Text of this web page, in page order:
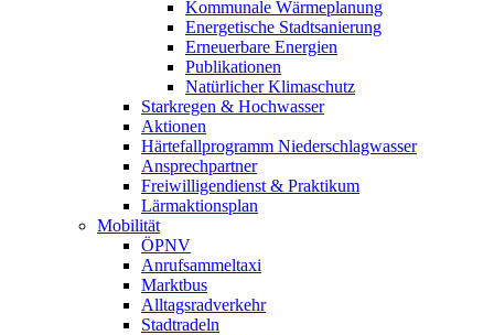
Kommunale Wärmeplanung
Energetische Stadtsanierung
Erneuerbare Energien
Publikationen
Natürlicher Klimaschutz
Starkregen & Hochwasser
Aktionen
Härtefallprogramm Niederschlagwasser
Ansprechpartner
Freiwilligendienst & Praktikum
Lärmaktionsplan
Mobilität
ÖPNV
Anrufsammeltaxi
Marktbus
Alltagsradverkehr
Stadtradeln